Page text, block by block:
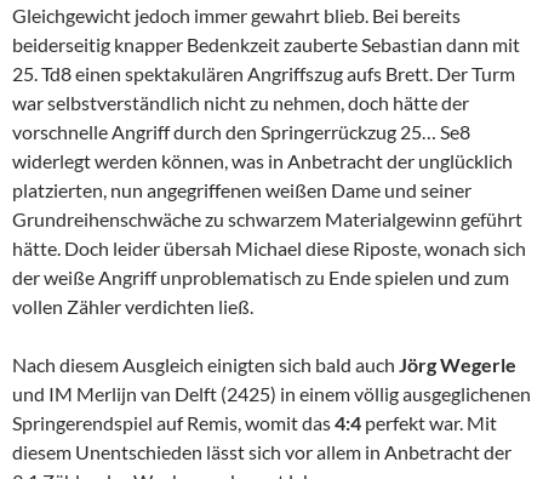
Gleichgewicht jedoch immer gewahrt blieb. Bei bereits
beiderseitig knapper Bedenkzeit zauberte Sebastian dann mit
25. Td8 einen spektakulären Angriffszug aufs Brett. Der Turm
war selbstverständlich nicht zu nehmen, doch hätte der
vorschnelle Angriff durch den Springerrückzug 25… Se8
widerlegt werden können, was in Anbetracht der unglücklich
platzierten, nun angegriffenen weißen Dame und seiner
Grundreihenschwäche zu schwarzem Materialgewinn geführt
hätte. Doch leider übersah Michael diese Riposte, wonach sich
der weiße Angriff unproblematisch zu Ende spielen und zum
vollen Zähler verdichten ließ.
Nach diesem Ausgleich einigten sich bald auch Jörg Wegerle
und IM Merlijn van Delft (2425) in einem völlig ausgeglichenen
Springerendspiel auf Remis, womit das4:4 perfekt war. Mit
diesem Unentschieden lässt sich vor allem in Anbetracht der